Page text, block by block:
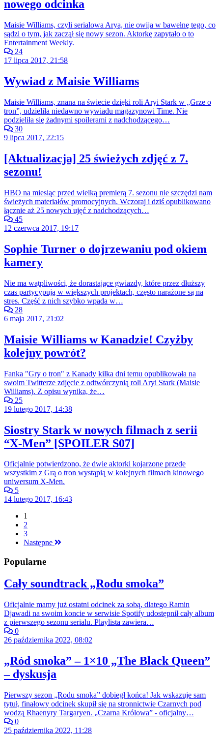
nowego odcinka
Maisie Williams, czyli serialowa Arya, nie owija w bawełnę tego, co
sądzi o tym, jak zaczął się nowy sezon. Aktorkę zapytało o to
Entertainment Weekly.
24
17 lipca 2017, 21:58
Wywiad z Maisie Williams
Maisie Williams, znana na świecie dzięki roli Aryi Stark w „Grze o
tron”, udzieliła niedawno wywiadu magazynowi Time. Nie
podzieliła się żadnymi spoilerami z nadchodzącego…
30
9 lipca 2017, 22:15
[Aktualizacja] 25 świeżych zdjęć z 7.
sezonu!
HBO na miesiąc przed wielką premierą 7. sezonu nie szczędzi nam
świeżych materiałów promocyjnych. Wczoraj i dziś opublikowano
łącznie aż 25 nowych ujęć z nadchodzących…
45
12 czerwca 2017, 19:17
Sophie Turner o dojrzewaniu pod okiem
kamery
Nie ma wątpliwości, że dorastające gwiazdy, które przez dłuższy
czas partycypują w większych projektach, często narażone są na
stres. Część z nich szybko wpada w…
28
6 maja 2017, 21:02
Maisie Williams w Kanadzie! Czyżby
kolejny powrót?
Fanka "Gry o tron" z Kanady kilka dni temu opublikowała na
swoim Twitterze zdjęcie z odtwórczynią roli Aryi Stark (Maisie
Williams). Z opisu wynika, że…
25
19 lutego 2017, 14:38
Siostry Stark w nowych filmach z serii
“X-Men” [SPOILER S07]
Oficjalnie potwierdzono, że dwie aktorki kojarzone przede
wszystkim z Grą o tron wystąpią w kolejnych filmach kinowego
uniwersum X-Men.
5
14 lutego 2017, 16:43
1
2
3
Następne
Popularne
Cały soundtrack „Rodu smoka”
Oficjalnie mamy już ostatni odcinek za sobą, dlatego Ramin
Djawadi na swoim koncie w serwisie Spotify udostępnił cały album
z pierwszego sezonu serialu. Playlista zawiera…
0
26 października 2022, 08:02
„Ród smoka” – 1×10 „The Black Queen”
– dyskusja
Pierwszy sezon „Rodu smoka” dobiegł końca! Jak wskazuje sam
tytuł, finałowy odcinek skupił się na stronnictwie Czarnych pod
wodzą Rhaenyry Targaryen. „Czarna Królowa” - oficjalny…
0
25 października 2022, 11:28